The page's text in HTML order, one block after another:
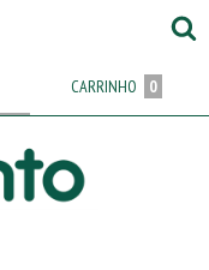
CARRINHO 0